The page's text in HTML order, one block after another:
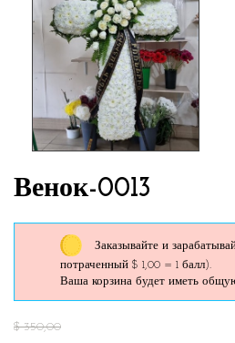
Венок-0013
Заказывайте и
потраченный $ 1,00 = 1 балл).
Ваша корзина будет иметь
$ 350,00